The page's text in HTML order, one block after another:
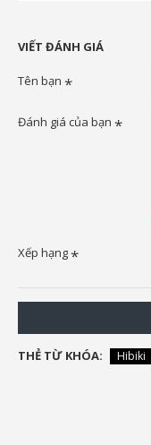
VIẾT ĐÁNH GIÁ
Tên bạn
Đánh giá của bạn
Xếp hạng
THẺ TỪ KHÓA: Hibiki